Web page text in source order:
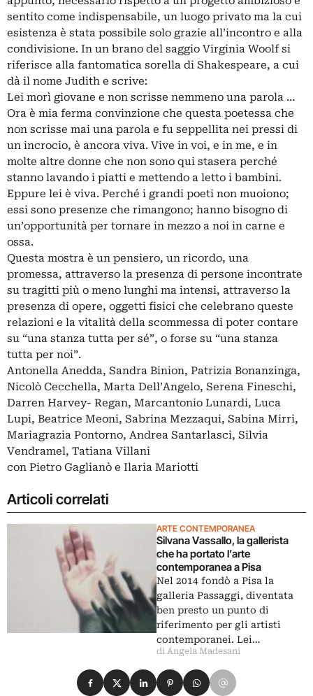
sentito come indispensabile, un luogo privato ma la cui
esistenza è stata possibile solo grazie all’incontro e alla
condivisione. In un brano del saggio Virginia Woolf si
riferisce alla fantomatica sorella di Shakespeare, a cui
dà il nome Judith e scrive:
Lei morì giovane e non scrisse nemmeno una parola …
Ora è mia ferma convinzione che questa poetessa che
non scrisse mai una parola e fu seppellita nei pressi di
un incrocio, è ancora viva. Vive in voi, e in me, e in
molte altre donne che non sono qui stasera perché
stanno lavando i piatti e mettendo a letto i bambini.
Eppure lei è viva. Perché i grandi poeti non muoiono;
essi sono presenze che rimangono; hanno bisogno di
un’opportunità per tornare in mezzo a noi in carne e
ossa.
Questa mostra è un pensiero, un ricordo, una
promessa, attraverso la presenza di persone incontrate
su tragitti più o meno lunghi ma intensi, attraverso la
presenza di opere, oggetti fisici che celebrano queste
relazioni e la vitalità della scommessa di poter contare
su “una stanza tutta per sé”, o forse su “una stanza
tutta per noi”.
Antonella Anedda, Sandra Binion, Patrizia Bonanzinga,
Nicolò Cecchella, Marta Dell’Angelo, Serena Fineschi,
Darren Harvey- Regan, Marcantonio Lunardi, Luca
Lupi, Beatrice Meoni, Sabrina Mezzaqui, Sabina Mirri,
Mariagrazia Pontorno, Andrea Santarlasci, Silvia
Vendramel, Tatiana Villani
con Pietro Gaglianò e Ilaria Mariotti
Articoli correlati
ARTE CONTEMPORANEA
Silvana Vassallo, la gallerista
che ha portato l’arte
contemporanea a Pisa
Nel 2014 fondò a Pisa la
galleria Passaggi, diventata
ben presto un punto di
riferimento per gli artisti
contemporanei. Lei…
di Angela Madesani
Condividi su Facebook
Condividi su X
Condividi su LinkedIn
Condividi su Pinterest
Condividi su WhatsApp
Condividi su Email